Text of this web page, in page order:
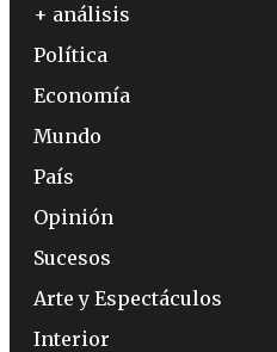
+ análisis
Política
Economía
Mundo
País
Opinión
Sucesos
Arte y Espectáculos
Interior